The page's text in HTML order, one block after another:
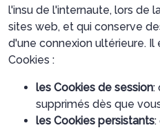
l'insu de l'internaute, lors de
sites web, et qui conserve
d'une connexion ultérieure.
Cookies :
les Cookies de session:
supprimés dès que
les Cookies persistants: